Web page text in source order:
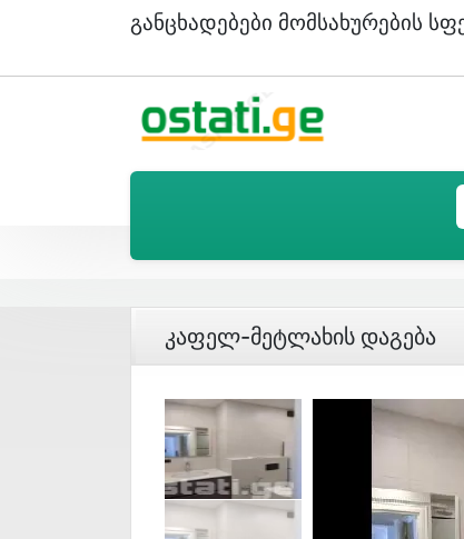
Განცხადებები Მომსახურების
Კაფელ-Მეტლახის Დაგება